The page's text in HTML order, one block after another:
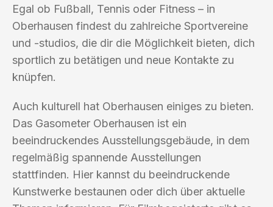
Egal ob Fußball, Tennis oder Fitness – in
Oberhausen findest du zahlreiche Sportvereine
und -studios, die dir die Möglichkeit bieten, dich
sportlich zu betätigen und neue Kontakte zu
knüpfen.
Auch kulturell hat Oberhausen einiges zu bieten.
Das Gasometer Oberhausen ist ein
beeindruckendes Ausstellungsgebäude, in dem
regelmäßig spannende Ausstellungen
stattfinden. Hier kannst du beeindruckende
Kunstwerke bestaunen oder dich über aktuelle